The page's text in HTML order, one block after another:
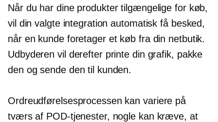
Når du har dine produkter tilgængelige for køb,
vil din valgte integration automatisk få besked,
når en kunde foretager et køb fra din netbutik.
Udbyderen vil derefter printe din grafik, pakke
den og sende den til kunden.
Ordreudførelsesprocessen kan variere på
tværs af POD-tjenester, nogle kan kræve, at